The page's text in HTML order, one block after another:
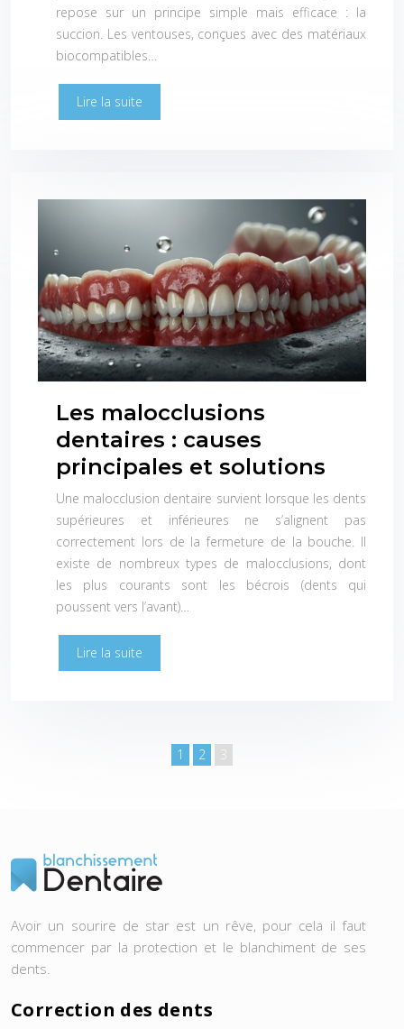
repose sur un principe simple mais efficace : la
succion. Les ventouses, conçues avec des matériaux
biocompatibles…
Lire la suite
Les malocclusions
dentaires : causes
principales et solutions
Une malocclusion dentaire survient lorsque les dents
supérieures et inférieures ne s’alignent pas
correctement lors de la fermeture de la bouche. Il
existe de nombreux types de malocclusions, dont
les plus courants sont les bécrois (dents qui
poussent vers l’avant)…
Lire la suite
1 2 3
Avoir un sourire de star est un rêve, pour cela il faut
commencer par la protection et le blanchiment de ses
dents.
Correction des dents